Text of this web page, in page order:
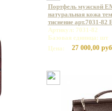
Портфель мужской
натуральная кожа
тиснение арт.7031-82
Артикул: 7031-82
Базовая единица: шт
Цена:
27 000,00